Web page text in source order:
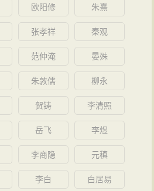
欧阳修 朱熹
张孝祥 秦观
范仲淹 晏殊
朱敦儒 柳永
贺铸 李清照
岳飞 李煜
李商隐 元稹
李白 白居易